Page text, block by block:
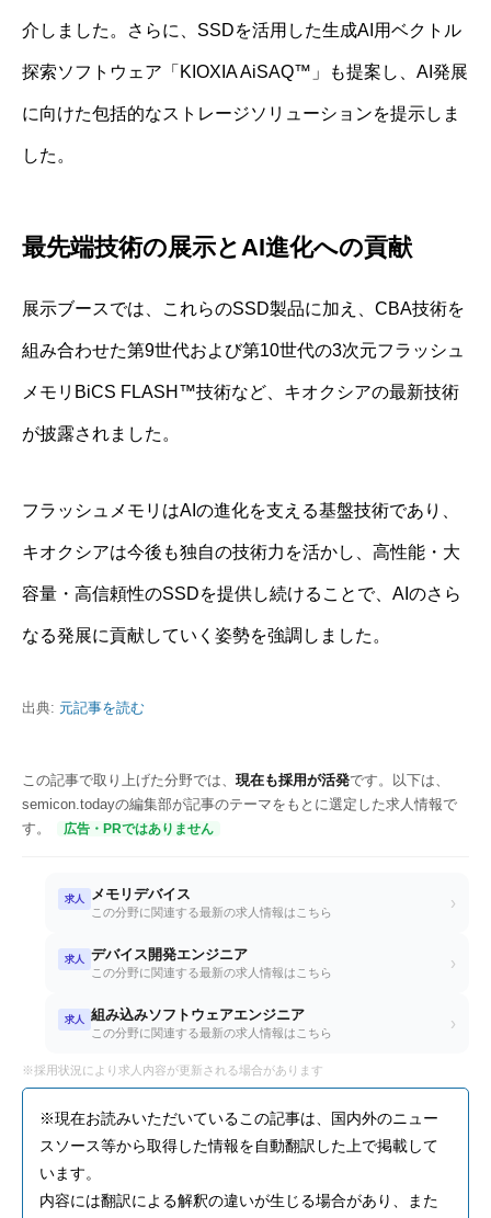
介しました。さらに、SSDを活用した生成AI用ベクトル
探索ソフトウェア「KIOXIA AiSAQ™」も提案し、AI発展
に向けた包括的なストレージソリューションを提示しま
した。
最先端技術の展示とAI進化への貢献
展示ブースでは、これらのSSD製品に加え、CBA技術を
組み合わせた第9世代および第10世代の3次元フラッシュ
メモリBiCS FLASH™技術など、キオクシアの最新技術
が披露されました。
フラッシュメモリはAIの進化を支える基盤技術であり、
キオクシアは今後も独自の技術力を活かし、高性能・大
容量・高信頼性のSSDを提供し続けることで、AIのさら
なる発展に貢献していく姿勢を強調しました。
出典: 元記事を読む
この記事で取り上げた分野では、 現在も採用が活発です。以下は、
semicon.todayの編集部が記事のテーマをもとに選定した求人情報で
す。
広告・PRではありません
求人 メモリデバイス
この分野に関連する最新の求人情報はこちら ›
求人 デバイス開発エンジニア
この分野に関連する最新の求人情報はこちら ›
求人 組み込みソフトウェアエンジニア
この分野に関連する最新の求人情報はこちら ›
※採用状況により求人内容が更新される場合があります
※現在お読みいただいているこの記事は、国内外のニュー
スソース等から取得した情報を自動翻訳した上で掲載して
います。
内容には翻訳による解釈の違いが生じる場合があり、また